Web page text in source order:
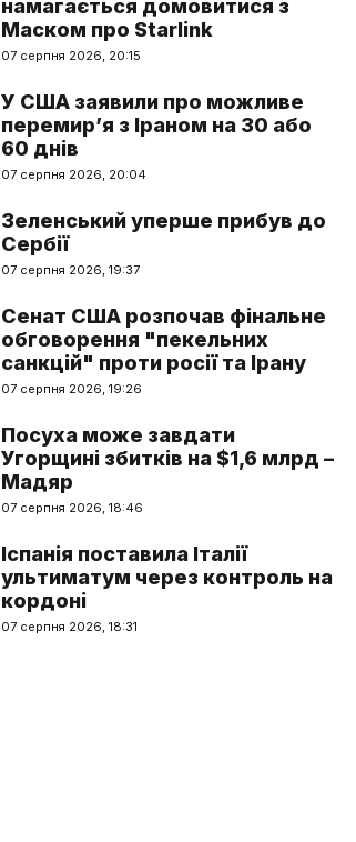
намагається домовитися з
Маском про Starlink
07 серпня 2026, 20:15
У США заявили про можливе
перемир’я з Іраном на 30 або
60 днів
07 серпня 2026, 20:04
Зеленський уперше прибув до
Сербії
07 серпня 2026, 19:37
Сенат США розпочав фінальне
обговорення "пекельних
санкцій" проти росії та Ірану
07 серпня 2026, 19:26
Посуха може завдати
Угорщині збитків на $1,6 млрд –
Мадяр
07 серпня 2026, 18:46
Іспанія поставила Італії
ультиматум через контроль на
кордоні
07 серпня 2026, 18:31